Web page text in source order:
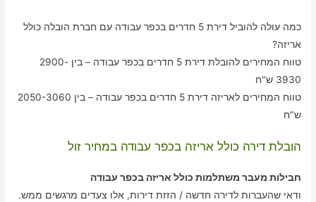
כמה עולה להוביל דירת 5 חדרים בכפר עבודה עם חברת הובלה כולל
אריזה?
טווח המחירים להובלת דירת 5 חדרים בכפר עבודה – בין 2900-
3930 ש"ח
טווח המחירים לאריזה דירת 5 חדרים בכפר עבודה – בין 2050-3060
ש"ח
הובלת דירה כולל אריזה בכפר עבודה במחיר זול
חבילות מעבר משתלמות כולל אריזה בכפר עבודה
ודאי שהעברות לדירה חדשה / הזזת דירות, אלו צעדים מרגשים ממש.